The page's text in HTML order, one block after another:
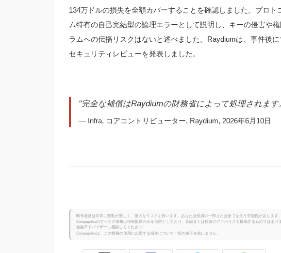
134万ドルの損失を全額カバーすることを確認しました。プロ
ム特有の自己完結型の論理エラーとして説明し、キーの侵害や
ラムへの伝播リスクはないと述べました。Raydiumは、事件後
セキュリティレビューを発表しました。
"完全な補償はRaydiumの財務省によって処理されます
— Infra, コアコントリビューター, Raydium, 2026年6月10日
暗号通貨は非常に変動が激しく、重大なリスクを伴います。あなたは投資の一部または全てを失う可能性があります。
Coinpaprikaのすべての情報は情報提供のみを目的としており、金融または投資のアドバイスを構成するものではあ
金融アドバイザーに相談してください。
Coinpaprikaは、この情報の使用に起因する損失について一切の責任を負いません。